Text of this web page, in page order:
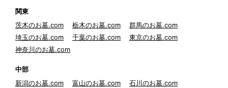
関東
茨木のお墓.com
栃木のお墓.com
群馬のお墓.com
埼玉のお墓.com
千葉のお墓.com
東京のお墓.com
神奈川のお墓.com
中部
新潟のお墓.com
富山のお墓.com
石川のお墓.com